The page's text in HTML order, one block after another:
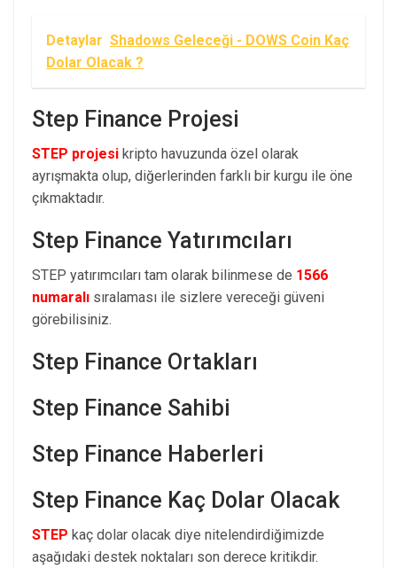
Detaylar Shadows Geleceği - DOWS Coin Kaç
Dolar Olacak ?
Step Finance Projesi
STEP projesi kripto havuzunda özel olarak
ayrışmakta olup, diğerlerinden farklı bir kurgu ile öne
çıkmaktadır.
Step Finance Yatırımcıları
STEP yatırımcıları tam olarak bilinmese de 1566
numaralı sıralaması ile sizlere vereceği güveni
görebilisiniz.
Step Finance Ortakları
Step Finance Sahibi
Step Finance Haberleri
Step Finance Kaç Dolar Olacak
STEP kaç dolar olacak diye nitelendirdiğimizde
aşağıdaki destek noktaları son derece kritikdir.